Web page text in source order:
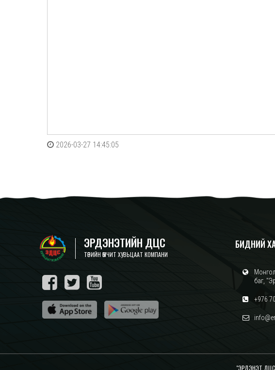
2026-03-27 14:45:05
ЭРДЭНЭТИЙН ДЦС
ТӨРИЙН ӨМЧИТ ХУВЬЦААТ КОМПАНИ
БИДНИЙ
баг,
+976
"ЭРДЭНЭТ